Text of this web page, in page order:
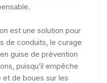
est une solution pour
de conduits, le curage
guise de prévention
puisqu’il empêche
de boues sur les